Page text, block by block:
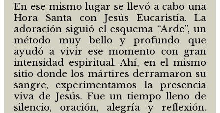
En ese mismo lugar se llevó a cabo una
Hora Santa con Jesús Eucaristía. La
adoración siguió el esquema “Arde”, un
método muy bello y profundo que
ayudó a vivir ese momento con gran
intensidad espiritual. Ahí, en el mismo
sitio donde los mártires derramaron su
sangre, experimentamos la presencia
viva de Jesús. Fue un tiempo lleno de
silencio, oración, alegría y reflexión.